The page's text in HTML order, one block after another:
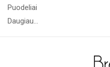
Puodeliai
Daugiau...